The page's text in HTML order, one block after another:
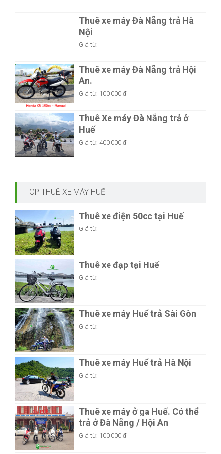
Thuê xe máy Đà Nẵng trả Hà
Nội
Giá từ:
Thuê xe máy Đà Nẵng trả Hội
An.
Giá từ: 100.000 đ
Thuê Xe máy Đà Nẵng trả ở
Huế
Giá từ: 400.000 đ
TOP THUÊ XE MÁY HUẾ
Thuê xe điện 50cc tại Huế
Giá từ:
Thuê xe đạp tại Huế
Giá từ:
Thuê xe máy Huế trả Sài Gòn
Giá từ:
Thuê xe máy Huế trả Hà Nội
Giá từ:
Thuê xe máy ở ga Huế. Có thể
trả ở Đà Nẵng / Hội An
Giá từ: 100.000 đ